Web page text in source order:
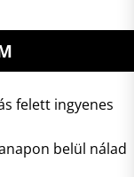
felett ingyenes
belül nálad